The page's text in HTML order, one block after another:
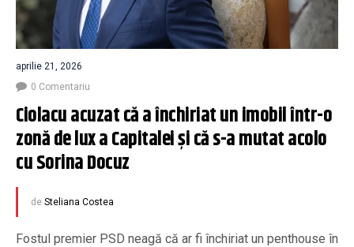
aprilie 21, 2026
0 Comentariu
Ciolacu acuzat că a închiriat un imobil într-o
zonă de lux a Capitalei și că s-a mutat acolo
cu Sorina Docuz
de Steliana Costea
Fostul premier PSD neagă că ar fi închiriat un penthouse în